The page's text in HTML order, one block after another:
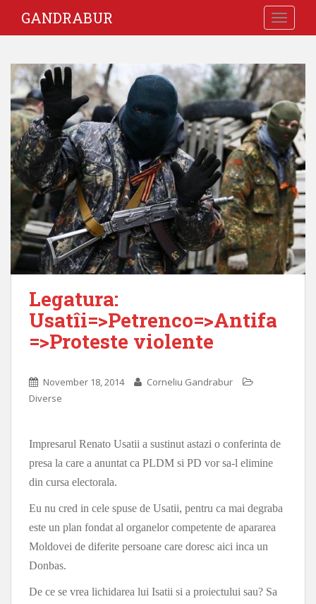
GANDRABUR
Legatura:
Usatîi=>Petrenco=>Antifa
=>Proteste violente
November 18, 2014
Corneliu Gandrabur
Diverse
Impresarul Renato Usatii a sustinut astazi o conferinta de
presa la care a anuntat ca PLDM si PD vor sa-l elimine
din cursa electorala.
Eu nu cred in cele spuse de Usatii, pentru ca mai degraba
este un plan fondat al organelor competente de apararea
Moldovei de diferite persoane care doresc aici inca un
Donbas.
De ce se vrea lichidarea lui Isatii si a proiectului sau? Sa